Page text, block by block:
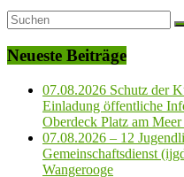
Neueste Beiträge
07.08.2026 Schutz der
Einladung öffentliche
Oberdeck Platz am
07.08.2026 – 12
Gemeinschaftsdienst
Wangerooge